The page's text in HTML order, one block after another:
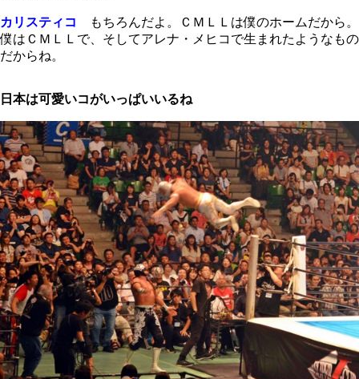
カリスティコ
もちろんだよ。ＣＭＬＬは僕のホームだから。
僕はＣＭＬＬで、そしてアレナ・メヒコで生まれたようなもの
だからね。
日本は可愛いコがいっぱいいるね